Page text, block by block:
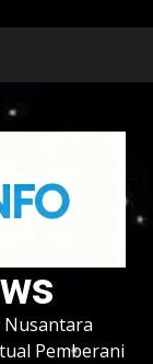
Nusantara
Pemberani